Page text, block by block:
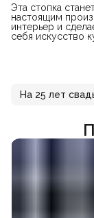
Эта стопка
настоящим
интерьер и
себя искусство
На 25 лет